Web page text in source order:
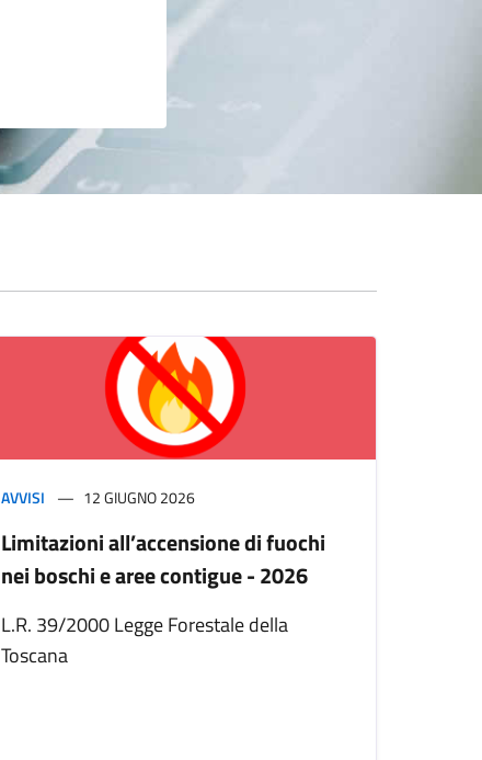
AVVISI 12 GIUGNO 2026
Limitazioni all’accensione di fuochi
nei boschi e aree contigue - 2026
L.R. 39/2000 Legge Forestale della
Toscana